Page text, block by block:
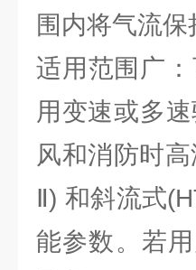
围内将气流
适用范围广
用变速或多
风和消防时
Ⅱ) 和斜流式
能参数。若